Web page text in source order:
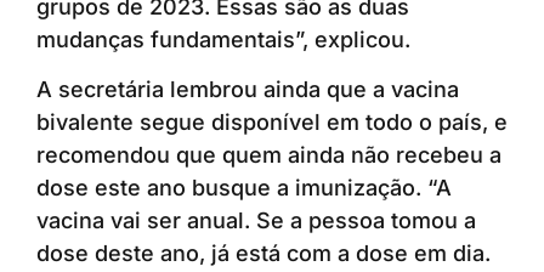
grupos de 2023. Essas são as duas
mudanças fundamentais”, explicou.
A secretária lembrou ainda que a vacina
bivalente segue disponível em todo o país, e
recomendou que quem ainda não recebeu a
dose este ano busque a imunização. “A
vacina vai ser anual. Se a pessoa tomou a
dose deste ano, já está com a dose em dia.